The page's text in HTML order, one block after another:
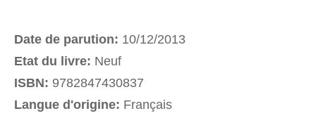
Date de parution: 10/12/2013
Etat du livre: Neuf
ISBN: 9782847430837
Langue d'origine: Français